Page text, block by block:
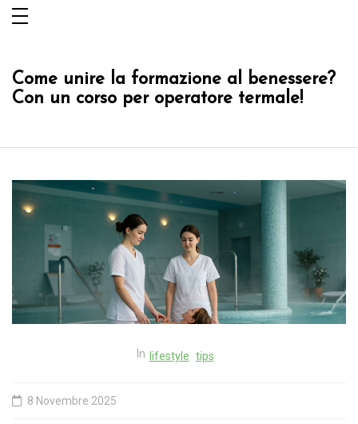
contenuto
Come unire la formazione al benessere?
Con un corso per operatore termale!
In lifestyle tips
8 Novembre 2025